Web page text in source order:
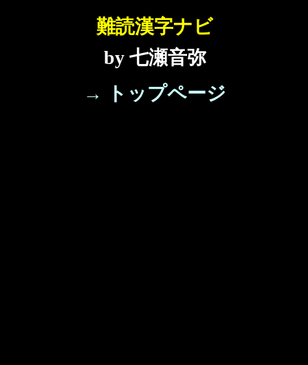
難読漢字ナビ
by 七瀬音弥
→ トップページ